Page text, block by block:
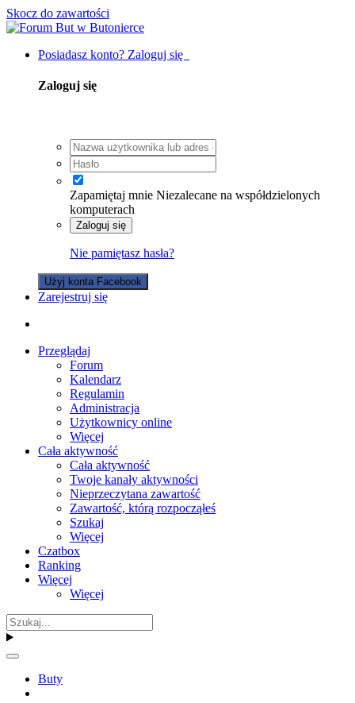
Skocz do zawartości
Posiadasz konto? Zaloguj się
Zaloguj się
Zapamiętaj mnie Niezalecane na współdzielonych
komputerach
Zaloguj się
Nie pamiętasz hasła?
Użyj konta Facebook
Zarejestruj się
Przeglądaj
Forum
Kalendarz
Regulamin
Administracja
Użytkownicy online
Więcej
Cała aktywność
Cała aktywność
Twoje kanały aktywności
Nieprzeczytana zawartość
Zawartość, którą rozpocząłeś
Szukaj
Więcej
Czatbox
Ranking
Więcej
Więcej
Buty